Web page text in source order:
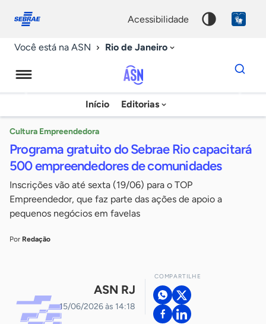
conosco
acessibilidade
Você está na ASN Rio de Janeiro
Agência
Sebrae
Notícias
Início Editorias
Dados
para
chave
Cultura Empreendedora
Programa gratuito do Sebrae Rio capacitará
500 empreendedores de comunidades
Inscrições vão até sexta (19/06) para o TOP
Empreendedor, que faz parte das ações de apoio a
pequenos negócios em favelas
Por Redação
ASN RJ
15/06/2026 às 14:18
COMPARTILHE